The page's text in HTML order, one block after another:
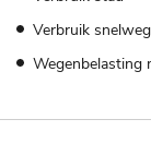
Verbruik snelweg
Wegenbelasting